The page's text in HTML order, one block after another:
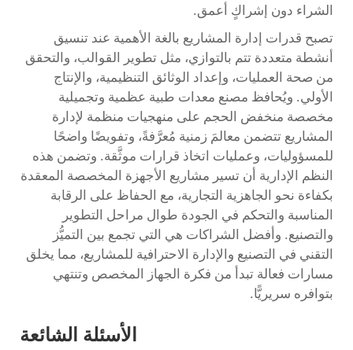
الشراء دون إشراكٍ أعمق.
تصبح قدرات إدارة المشاريع بالغة الأهمية عند تنسيق
أنشطة متعددة تتم بالتوازي، مثل تطوير القوالب، والتحقق
من صحة العمليات، وإعداد الوثائق التنظيمية، والإنتاج
الأولي. ويُحافظ مصنع معدات طبية عظمية وتجميلية
مخصصة منخفض الحجم على منهجيات منظمة لإدارة
المشاريع تتضمن معالمَ زمنية مُعرَّفةً، وتفويضًا واضحًا
للمسؤوليات، وعمليات اتخاذ قرارات موثَّقة. وتضمن هذه
النظم الإدارية أن تسير مشاريع الأجهزة المخصصة المعقدة
بكفاءة نحو الجاهزية التجارية، مع الحفاظ على الرقابة
المناسبة والتحكم في الجودة طوال مراحل التطوير
والتصنيع. وأفضل الشراكات هي التي تجمع بين التميُّز
التقني في التصنيع والإدارة الاحترافية للمشاريع، مما يخلق
مسارات فعالة تبدأ من فكرة الجهاز المخصص وتنتهي
بتوافره سريريًّا.
الأسئلة الشائعة